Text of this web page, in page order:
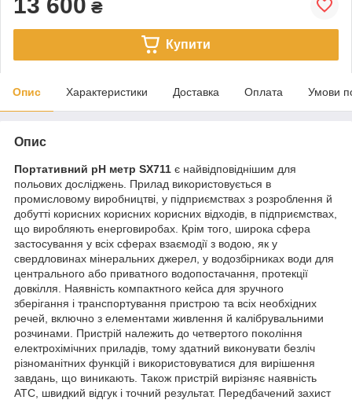
₴
Купити
Опис Характеристики Доставка Оплата Умови
Опис
Портативний рН метр SX711 є найвідповіднішим для
польових досліджень. Прилад використовується в
промисловому виробництві, у підприємствах з розроблення й
добутті корисних корисних корисних відходів, в підприємствах,
що виробляють енерговиробах. Крім того, широка сфера
застосування у всіх сферах взаємодії з водою, як у
свердловинах мінеральних джерел, у водозбірниках води для
центрального або приватного водопостачання, протекції
довкілля. Наявність компактного кейса для зручного
зберігання і транспортування пристрою та всіх необхідних
речей, включно з елементами живлення й калібрувальними
розчинами. Пристрій належить до четвертого покоління
електрохімічних приладів, тому здатний виконувати безліч
різноманітних функцій і використовуватися для вирішення
завдань, що виникають. Також пристрій вирізняє наявність
АТС, швидкий відгук і точний результат. Передбачений захист